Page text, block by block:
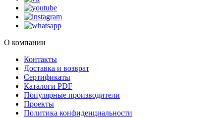
О компании
Контакты
Доставка и возврат
Сертификаты
Каталоги PDF
Популярные производители
Проекты
Политика конфиденциальности